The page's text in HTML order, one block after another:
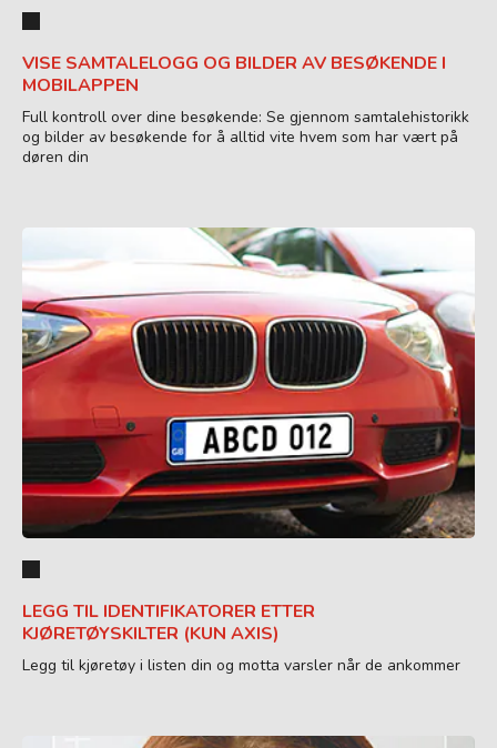
VISE SAMTALELOGG OG BILDER AV BESØKENDE I
MOBILAPPEN
Full kontroll over dine besøkende: Se gjennom samtalehistorikk
og bilder av besøkende for å alltid vite hvem som har vært på
døren din
LEGG TIL IDENTIFIKATORER ETTER
KJØRETØYSKILTER (KUN AXIS)
Legg til kjøretøy i listen din og motta varsler når de ankommer